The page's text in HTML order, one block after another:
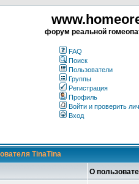
форум реальной
FAQ
Поиск
Пользователи
Группы
Регистрация
Профиль
Войти и проверить
Вход
TinaTina
О